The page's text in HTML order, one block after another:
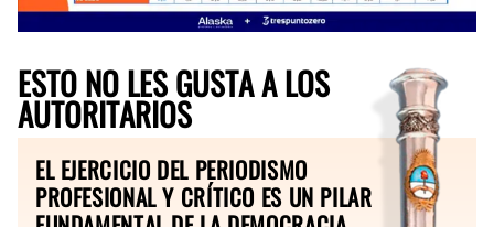
ESTO NO LES GUSTA A LOS
AUTORITARIOS
EL EJERCICIO DEL PERIODISMO
PROFESIONAL Y CRÍTICO ES UN PILAR